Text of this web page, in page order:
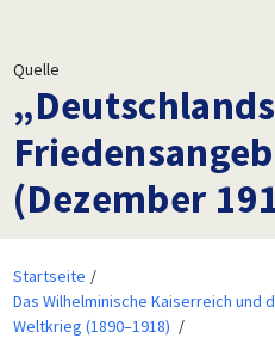
Quelle
„Deutschlands
(Dezember
Startseite
Das Wilhelminische Kaiserreich und
Weltkrieg (1890–1918)